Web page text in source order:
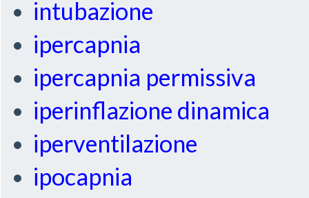
intubazione
ipercapnia
ipercapnia permissiva
iperinflazione dinamica
iperventilazione
ipocapnia